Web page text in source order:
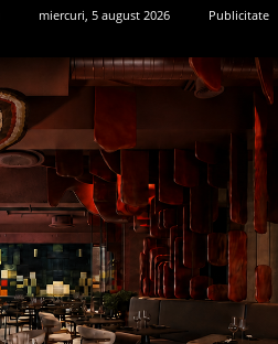
miercuri, 5 august 2026 Publicitate